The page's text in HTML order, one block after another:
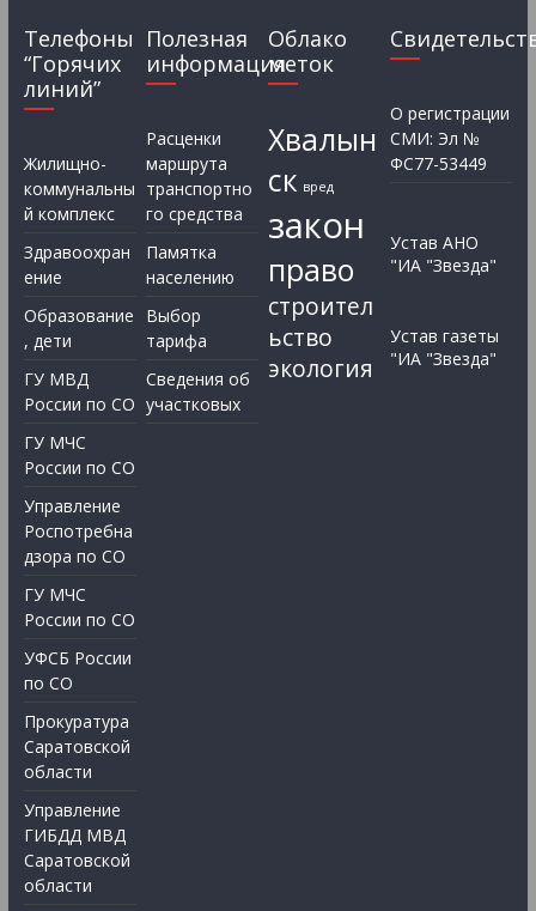
Телефоны
“Горячих
линий”
Жилищно-
коммунальны
й комплекс
Здравоохран
ение
Образование
, дети
ГУ МВД
России по СО
ГУ МЧС
России по СО
Управление
Роспотребна
дзора по СО
ГУ МЧС
России по СО
УФСБ России
по СО
Прокуратура
Саратовской
области
Управление
ГИБДД МВД
Саратовской
области
Полезная
информация
Расценки
маршрута
транспортно
го средства
Памятка
населению
Выбор
тарифа
Сведения об
участковых
Облако
меток
Хвалын
ск вред
закон
право
строител
ьство
экология
О регистрации
СМИ: Эл №
ФС77-53449
Устав АНО
"ИА "Звезда"
Устав газеты
"ИА "Звезда"